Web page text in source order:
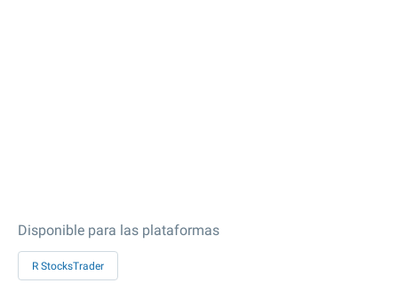
Disponible para las plataformas
R StocksTrader